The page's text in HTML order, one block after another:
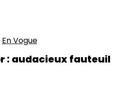
En Vogue
: audacieux fauteuil